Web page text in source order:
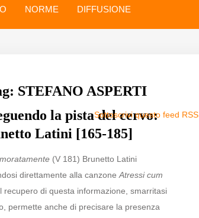
NORME DIFFUSIONE
STEFANO ASPERTI
Sottoscrivi questo feed RSS
la pista del cervo:
Latini [165-185]
(V 181) Brunetto Latini
direttamente alla canzoneAtressi cum
recupero di questa informazione, smarritasi
permette anche di precisare la presenza